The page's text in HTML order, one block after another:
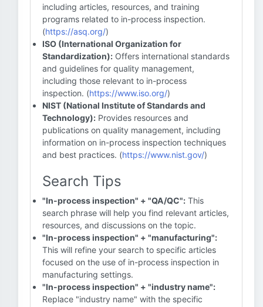
including articles, resources, and training
programs related to in-process inspection.
(https://asq.org/)
ISO (International Organization for
Standardization): Offers international standards
and guidelines for quality management,
including those relevant to in-process
inspection. (https://www.iso.org/)
NIST (National Institute of Standards and
Technology): Provides resources and
publications on quality management, including
information on in-process inspection techniques
and best practices. (https://www.nist.gov/)
Search Tips
"In-process inspection" + "QA/QC": This
search phrase will help you find relevant articles,
resources, and discussions on the topic.
"In-process inspection" + "manufacturing":
This will refine your search to specific articles
focused on the use of in-process inspection in
manufacturing settings.
"In-process inspection" + "industry name":
Replace "industry name" with the specific